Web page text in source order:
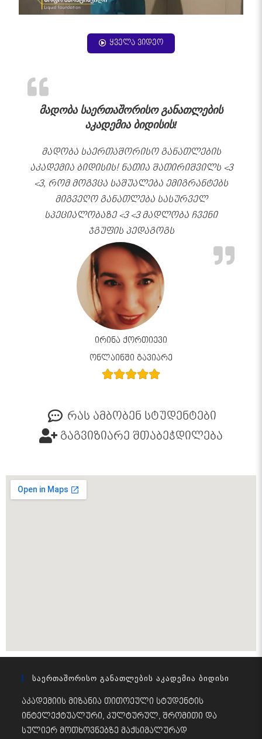
ყველა ვიდეო
მადობა საერთაშორისო განათლების
აკადემია ბიდისის!
მადობა საერთაშორისო განათლების
აკადემია ბიდისის! ნათია შათირიშვილს <3
<3, რომ მოგვცა საშუალება ემიგრანტებს
მიგვეღო განათლება სასურველ
სპეციალობაზე <3 <3 მადლობა ჩვენი
ჯგუფის პედაგოგს
ირინა ქორთიევი
ონლაინში გავიარე
რას ამბობენ სტუდენტები
გაგვიზიარე შთაბეჭდილება
Საერთაშორისო Განათლების Აკადემია Ბიდისი
აკადემიის მიზანია თითოეული სტუდენტის
ინტელექტუალური, კულტურულ, შრომითი და
სულიერ მოთხოვნებზე მაქსიმალურად